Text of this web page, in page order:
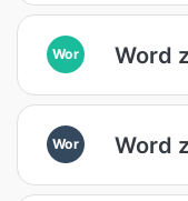
Wor Word
Wor Word